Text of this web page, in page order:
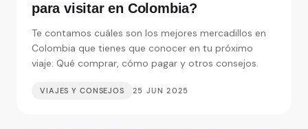
para visitar en Colombia?
Te contamos cuáles son los mejores mercadillos en
Colombia que tienes que conocer en tu próximo
viaje: Qué comprar, cómo pagar y otros consejos.
VIAJES Y CONSEJOS 25 JUN 2025